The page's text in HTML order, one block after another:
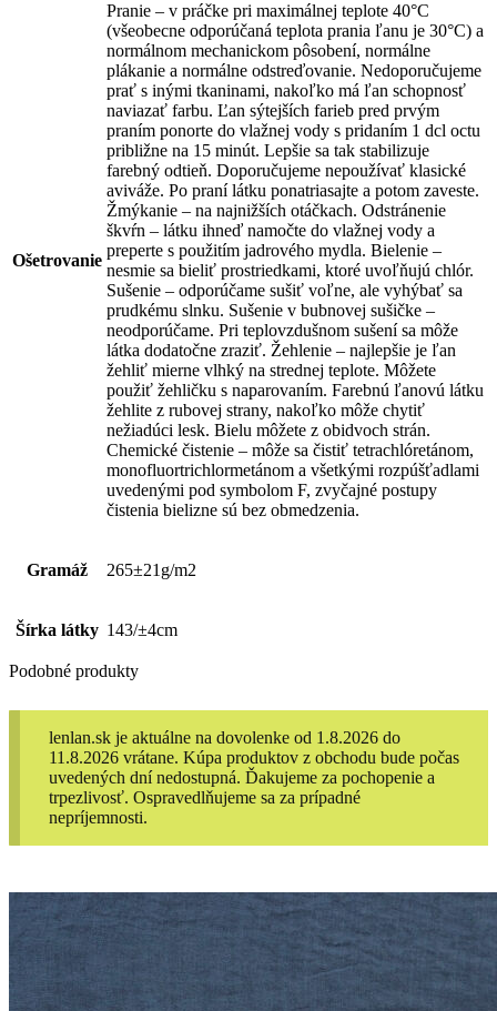
Ošetrovanie
Pranie – v práčke pri maximálnej teplote 40°C
(všeobecne odporúčaná teplota prania ľanu je 30°C) a
normálnom mechanickom pôsobení, normálne
plákanie a normálne odstreďovanie. Nedoporučujeme
prať s inými tkaninami, nakoľko má ľan schopnosť
naviazať farbu. Ľan sýtejších farieb pred prvým
praním ponorte do vlažnej vody s pridaním 1 dcl octu
približne na 15 minút. Lepšie sa tak stabilizuje
farebný odtieň. Doporučujeme nepoužívať klasické
aviváže. Po praní látku ponatriasajte a potom zaveste.
Žmýkanie – na najnižších otáčkach. Odstránenie
škvŕn – látku ihneď namočte do vlažnej vody a
preperte s použitím jadrového mydla. Bielenie –
nesmie sa bieliť prostriedkami, ktoré uvoľňujú chlór.
Sušenie – odporúčame sušiť voľne, ale vyhýbať sa
prudkému slnku. Sušenie v bubnovej sušičke –
neodporúčame. Pri teplovzdušnom sušení sa môže
látka dodatočne zraziť. Žehlenie – najlepšie je ľan
žehliť mierne vlhký na strednej teplote. Môžete
použiť žehličku s naparovaním. Farebnú ľanovú látku
žehlite z rubovej strany, nakoľko môže chytiť
nežiadúci lesk. Bielu môžete z obidvoch strán.
Chemické čistenie – môže sa čistiť tetrachlóretánom,
monofluortrichlormetánom a všetkými rozpúšťadlami
uvedenými pod symbolom F, zvyčajné postupy
čistenia bielizne sú bez obmedzenia.
Gramáž 265±21g/m2
Šírka látky 143/±4cm
Podobné produkty
lenlan.sk je aktuálne na dovolenke od 1.8.2026 do
11.8.2026 vrátane. Kúpa produktov z obchodu bude počas
uvedených dní nedostupná. Ďakujeme za pochopenie a
trpezlivosť. Ospravedlňujeme sa za prípadné
nepríjemnosti.